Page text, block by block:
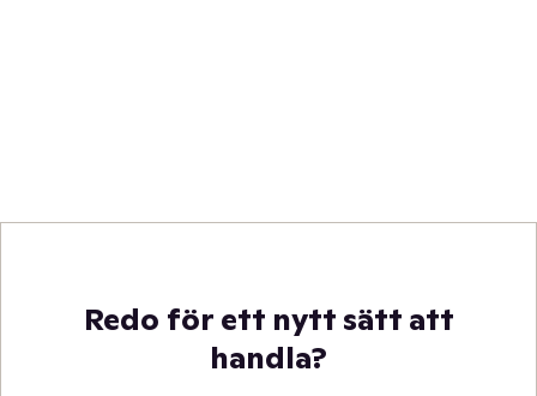
Redo för ett nytt sätt att
handla?